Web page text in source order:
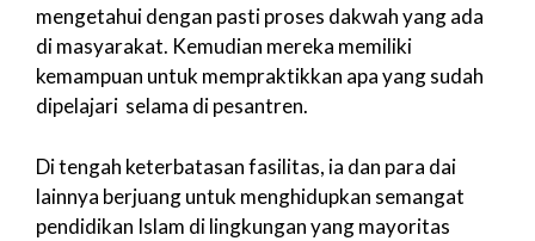
mengetahui dengan pasti proses dakwah yang ada
di masyarakat. Kemudian mereka memiliki
kemampuan untuk mempraktikkan apa yang sudah
dipelajari selama di pesantren.
Di tengah keterbatasan fasilitas, ia dan para dai
lainnya berjuang untuk menghidupkan semangat
pendidikan Islam di lingkungan yang mayoritas